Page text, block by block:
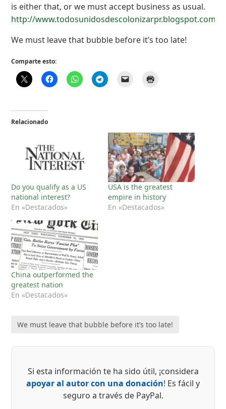
is either that, or we must accept business as usual.
http://www.todosunidosdescolonizarpr.blogspot.com/
We must leave that bubble before it’s too late!
Comparte esto:
Relacionado
Do you qualify as a US
national interest?
En «Destacados»
USA is the greatest
empire in history
En «Destacados»
China outperformed the
greatest nation
En «Destacados»
We must leave that bubble before it’s too late!
Si esta información te ha sido útil, ¡considera
apoyar al autor con una donación! Es fácil y
seguro a través de PayPal.